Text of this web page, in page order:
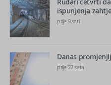
Rudari četvrti
ispunjenja
prije 9 sati
Danas
prije 22 sata